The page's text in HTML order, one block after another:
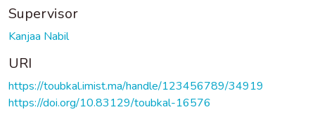
Supervisor
Kanjaa Nabil
URI
https://toubkal.imist.ma/handle/123456789/34919
https://doi.org/10.83129/toubkal-16576